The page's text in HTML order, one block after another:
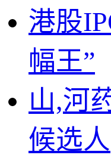
港股
幅王”
山,河
候选人